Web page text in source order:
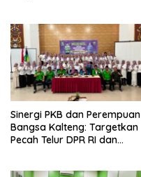
Sinergi PKB dan Perempuan
Bangsa Kalteng: Targetkan
Pecah Telur DPR RI dan